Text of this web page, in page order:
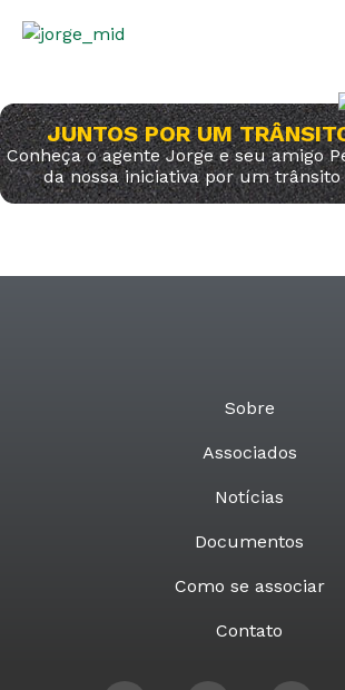
JUNTOS POR UM
Conheça o agente Jorge e seu amigo
da nossa iniciativa por um trânsito
Sobre
Associados
Notícias
Documentos
Como se associar
Contato